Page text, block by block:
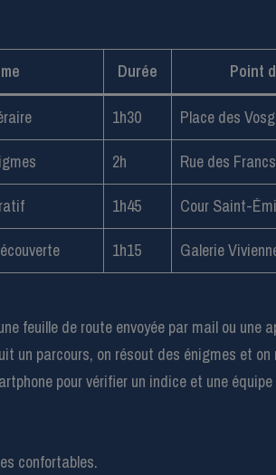
Durée Point
1h30 Place des
2h Rue des
1h45 Cour Saint-
1h15 Galerie
feuille de route envoyée par mail ou une
un parcours, on résout des énigmes et
pour vérifier un indice et une
confortables.